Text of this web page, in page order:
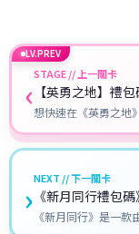
LV.PREV
‹STAGE // 上一關卡
【英勇之地】禮
拿！
想快速在《英勇之地
NEXT // 下一關卡
《新月同行禮包
《新月同行》是一款
›